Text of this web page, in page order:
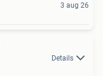
3 aug 26
Details